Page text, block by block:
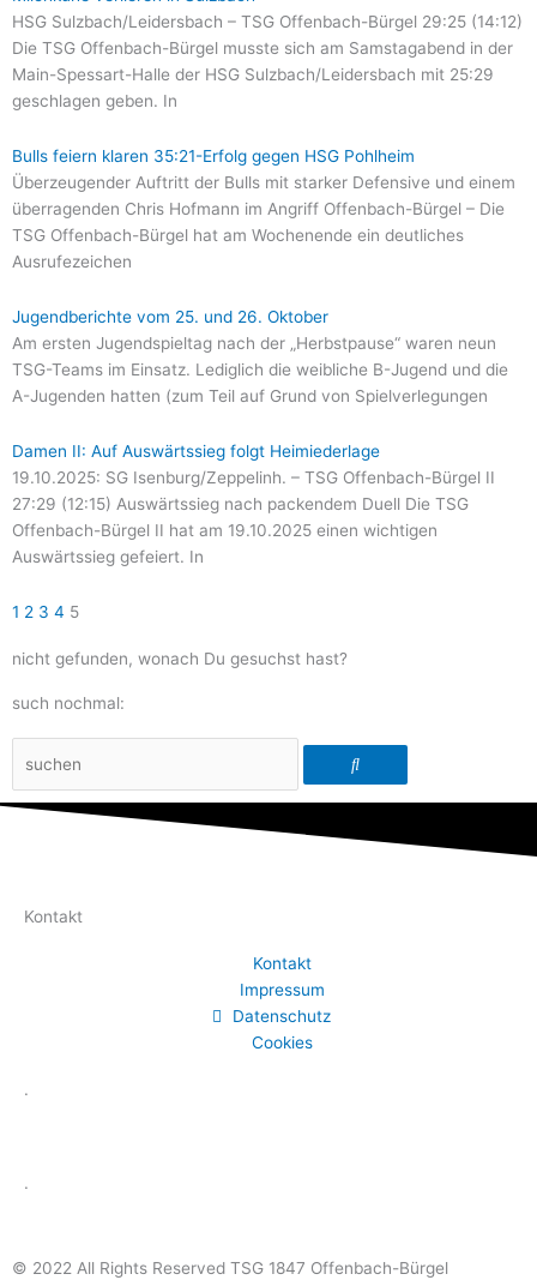
HSG Sulzbach/Leidersbach – TSG Offenbach-Bürgel 29:25 (14:12)
Die TSG Offenbach-Bürgel musste sich am Samstagabend in der
Main-Spessart-Halle der HSG Sulzbach/Leidersbach mit 25:29
geschlagen geben. In
Bulls feiern klaren 35:21-Erfolg gegen HSG Pohlheim
Überzeugender Auftritt der Bulls mit starker Defensive und einem
überragenden Chris Hofmann im Angriff Offenbach-Bürgel – Die
TSG Offenbach-Bürgel hat am Wochenende ein deutliches
Ausrufezeichen
Jugendberichte vom 25. und 26. Oktober
Am ersten Jugendspieltag nach der „Herbstpause“ waren neun
TSG-Teams im Einsatz. Lediglich die weibliche B-Jugend und die
A-Jugenden hatten (zum Teil auf Grund von Spielverlegungen
Damen II: Auf Auswärtssieg folgt Heimiederlage
19.10.2025: SG Isenburg/Zeppelinh. – TSG Offenbach-Bürgel II
27:29 (12:15) Auswärtssieg nach packendem Duell Die TSG
Offenbach-Bürgel II hat am 19.10.2025 einen wichtigen
Auswärtssieg gefeiert. In
1 2 3 4 5
nicht gefunden, wonach Du gesuchst hast?
such nochmal:
Kontakt
Kontakt
Impressum
Datenschutz
Cookies
.
.
© 2022 All Rights Reserved TSG 1847 Offenbach-Bürgel